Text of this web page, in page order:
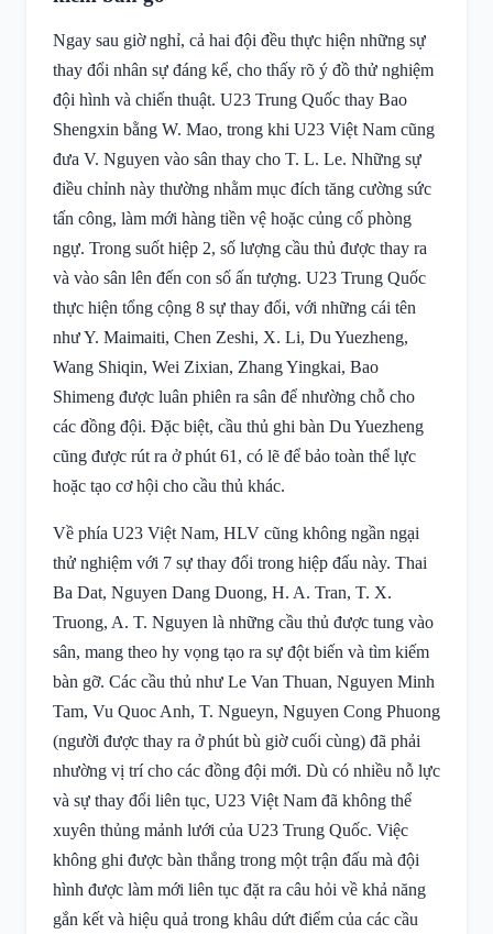
Ngay sau giờ nghỉ, cả hai đội đều thực hiện những sự
thay đổi nhân sự đáng kể, cho thấy rõ ý đồ thử nghiệm
đội hình và chiến thuật. U23 Trung Quốc thay Bao
Shengxin bằng W. Mao, trong khi U23 Việt Nam cũng
đưa V. Nguyen vào sân thay cho T. L. Le. Những sự
điều chỉnh này thường nhằm mục đích tăng cường sức
tấn công, làm mới hàng tiền vệ hoặc củng cố phòng
ngự. Trong suốt hiệp 2, số lượng cầu thủ được thay ra
và vào sân lên đến con số ấn tượng. U23 Trung Quốc
thực hiện tổng cộng 8 sự thay đổi, với những cái tên
như Y. Maimaiti, Chen Zeshi, X. Li, Du Yuezheng,
Wang Shiqin, Wei Zixian, Zhang Yingkai, Bao
Shimeng được luân phiên ra sân để nhường chỗ cho
các đồng đội. Đặc biệt, cầu thủ ghi bàn Du Yuezheng
cũng được rút ra ở phút 61, có lẽ để bảo toàn thể lực
hoặc tạo cơ hội cho cầu thủ khác.
Về phía U23 Việt Nam, HLV cũng không ngần ngại
thử nghiệm với 7 sự thay đổi trong hiệp đấu này. Thai
Ba Dat, Nguyen Dang Duong, H. A. Tran, T. X.
Truong, A. T. Nguyen là những cầu thủ được tung vào
sân, mang theo hy vọng tạo ra sự đột biến và tìm kiếm
bàn gỡ. Các cầu thủ như Le Van Thuan, Nguyen Minh
Tam, Vu Quoc Anh, T. Ngueyn, Nguyen Cong Phuong
(người được thay ra ở phút bù giờ cuối cùng) đã phải
nhường vị trí cho các đồng đội mới. Dù có nhiều nỗ lực
và sự thay đổi liên tục, U23 Việt Nam đã không thể
xuyên thủng mảnh lưới của U23 Trung Quốc. Việc
không ghi được bàn thắng trong một trận đấu mà đội
hình được làm mới liên tục đặt ra câu hỏi về khả năng
gắn kết và hiệu quả trong khâu dứt điểm của các cầu